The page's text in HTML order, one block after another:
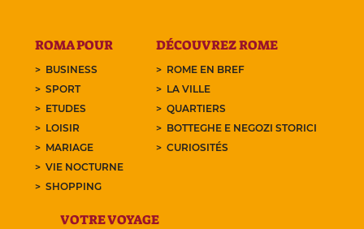
ROMA POUR
BUSINESS
SPORT
ETUDES
LOISIR
MARIAGE
VIE NOCTURNE
SHOPPING
DÉCOUVREZ ROME
ROME EN BREF
LA VILLE
QUARTIERS
BOTTEGHE E NEGOZI STORICI
CURIOSITÉS
VOTRE VOYAGE